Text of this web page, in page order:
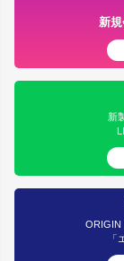
新
新
ORIGIN
「